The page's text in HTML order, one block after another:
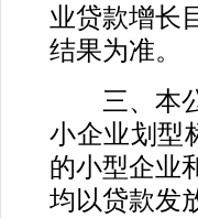
业贷款增长
结果为准。
三、本公
小企业划型
的小型企业
均以贷款发